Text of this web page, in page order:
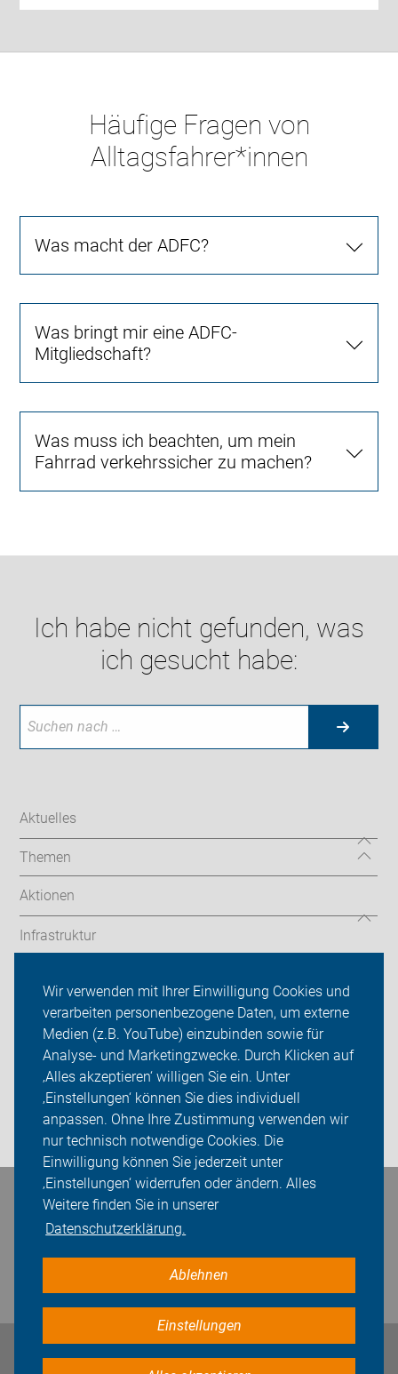
Wir verwenden mit Ihrer Einwilligung Cookies und
verarbeiten personenbezogene Daten, um externe
Medien (z.B. YouTube) einzubinden sowie für
Analyse- und Marketingzwecke. Durch Klicken auf
‚Alles akzeptieren‘ willigen Sie ein. Unter
‚Einstellungen‘ können Sie dies individuell
anpassen. Ohne Ihre Zustimmung verwenden wir
nur technisch notwendige Cookies. Die
Einwilligung können Sie jederzeit unter
‚Einstellungen‘ widerrufen oder ändern. Alles
Weitere finden Sie in unserer
Datenschutzerklärung.
Ablehnen
Einstellungen
Häufige Fragen von
Alltagsfahrer*innen
Was macht der ADFC?
Was bringt mir eine ADFC-
Mitgliedschaft?
Was muss ich beachten, um mein
Fahrrad verkehrssicher zu machen?
Ich habe nicht gefunden, was
ich gesucht habe:
Aktuelles
Themen
Aktionen
Infrastruktur
ADFC Burgwedel
Sei dabei
Presse
Login
Bleiben Sie in Kontakt
Impressum Datenschutz Cookie-Einstellungen